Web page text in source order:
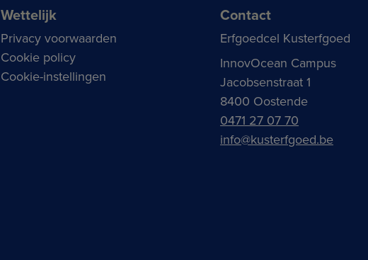
Wettelijk
Privacy voorwaarden
Cookie policy
Cookie-instellingen
Contact
Erfgoedcel Kusterfgoed
InnovOcean Campus
Jacobsenstraat 1
8400 Oostende
0471 27 07 70
info@kusterfgoed.be